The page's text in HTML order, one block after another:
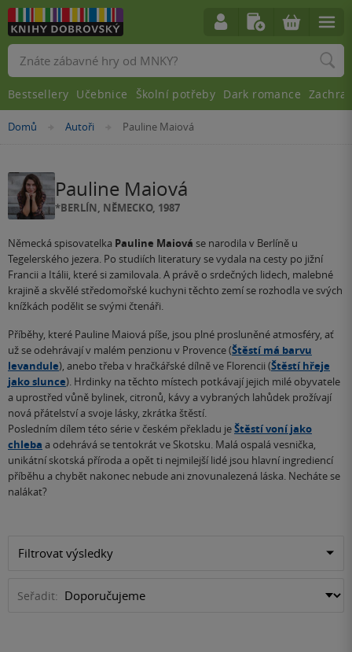
Nacházíte
Domů »Autoři »Pauline Maiová
Pauline Maiová
*BERLÍN, NĚMECKO, 1987
Německá spisovatelka Pauline Maiová se narodila v Berlíně u
Tegelerského jezera. Po studiích literatury se vydala na cesty po jižní
Francii a Itálii, které si zamilovala. A právě o srdečných lidech, malebné
krajině a skvělé středomořské kuchyni těchto zemí se rozhodla ve svých
knížkách podělit se svými čtenáři.
Příběhy, které Pauline Maiová píše, jsou plné prosluněné atmosféry, ať
už se odehrávají v malém penzionu v Provence (Štěstí má barvu
levandule), anebo třeba v hračkářské dílně ve Florencii (Štěstí hřeje
jako slunce). Hrdinky na těchto místech potkávají jejich milé obyvatele
a uprostřed vůně bylinek, citronů, kávy a vybraných lahůdek prožívají
nová přátelství a svoje lásky, zkrátka štěstí.
Posledním dílem této série v českém překladu jeŠtěstí voní jako
chleba a odehrává se tentokrát ve Skotsku. Malá ospalá vesnička,
unikátní skotská příroda a opět ti nejmilejší lidé jsou hlavní ingrediencí
příběhu a chybět nakonec nebude ani znovunalezená láska. Necháte se
nalákat?
Filtrovat výsledky
Seřadit:
Vyhledávání
Bestsellery Učebnice Školní potřeby Dark romance